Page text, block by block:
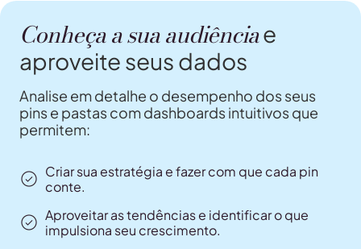
Conheça a sua audiênciae
aproveite seus dados
Analise em detalhe o desempenho dos seus
pins e pastas com dashboards intuitivos que
permitem:
Criar sua estratégia e fazer com que cada pin
conte.
Aproveitar as tendências e identificar o que
impulsiona seu crescimento.